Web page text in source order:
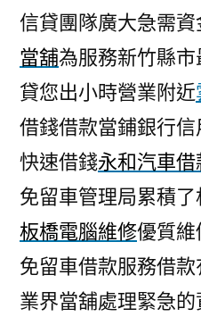
信貸團隊廣大急需
當舖為服務新竹縣
貸您出小時營業附近
借錢借款當鋪銀行
快速借錢永和汽車借
免留車管理局累積
板橋電腦維修優質維
免留車借款服務借
業界當舖處理緊急